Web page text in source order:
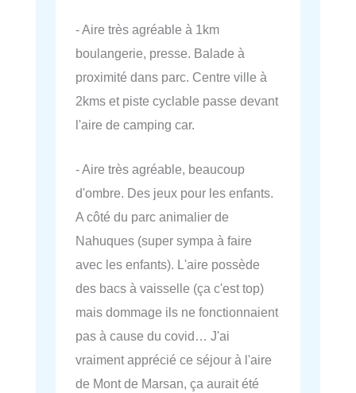
- Aire très agréable à 1km
boulangerie, presse. Balade à
proximité dans parc. Centre ville à
2kms et piste cyclable passe devant
l'aire de camping car.
- Aire très agréable, beaucoup
d'ombre. Des jeux pour les enfants.
A côté du parc animalier de
Nahuques (super sympa à faire
avec les enfants). L'aire possède
des bacs à vaisselle (ça c'est top)
mais dommage ils ne fonctionnaient
pas à cause du covid… J'ai
vraiment apprécié ce séjour à l'aire
de Mont de Marsan, ça aurait été